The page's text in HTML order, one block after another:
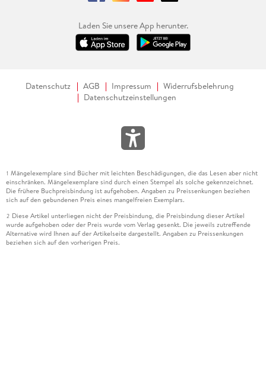
Laden Sie unsere App herunter.
Datenschutz AGB Impressum
Widerrufsbelehrung
Datenschutzeinstellungen
1 Mängelexemplare sind Bücher mit leichten Beschädigungen, die das Lesen aber nicht
einschränken. Mängelexemplare sind durch einen Stempel als solche gekennzeichnet.
Die frühere Buchpreisbindung ist aufgehoben. Angaben zu Preissenkungen beziehen
sich auf den gebundenen Preis eines mangelfreien Exemplars.
2 Diese Artikel unterliegen nicht der Preisbindung, die Preisbindung dieser Artikel
wurde aufgehoben oder der Preis wurde vom Verlag gesenkt. Die jeweils zutreffende
Alternative wird Ihnen auf der Artikelseite dargestellt. Angaben zu Preissenkungen
beziehen sich auf den vorherigen Preis.